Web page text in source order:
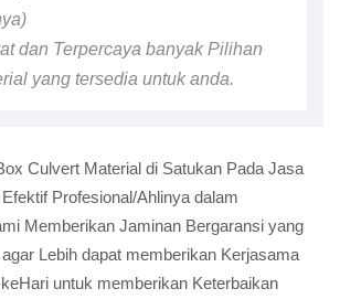
dan Terpercaya banyak Pilihan
yang tersedia untuk anda.
Culvert Material di Satukan Pada Jasa
Profesional/Ahlinya dalam
Memberikan Jaminan Bergaransi yang
Lebih dapat memberikan Kerjasama
untuk memberikan Keterbaikan